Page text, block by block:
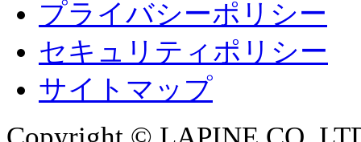
プライバシーポリシー
セキュリティポリシー
サイトマップ